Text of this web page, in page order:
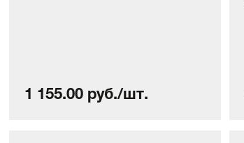
1 155.00 руб./шт.